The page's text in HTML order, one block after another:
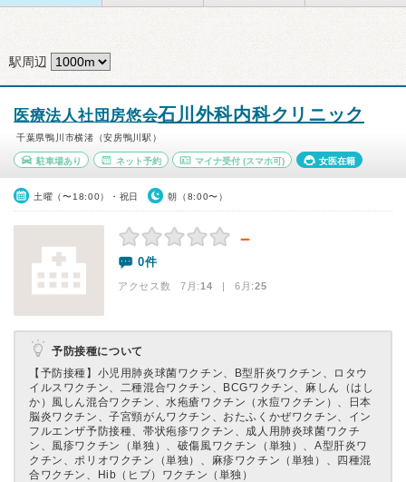
駅周辺
医療法人社団房悠会石川外科内科クリニック
千葉県鴨川市横渚（安房鴨川駅）
駐車場あり ネット予約 マイナ受付 (スマホ可) 女医在籍
土曜（〜18:00）・祝日 朝（8:00〜）
－
0件
アクセス数 7月:14 | 6月:25
予防接種について
【予防接種】 小児用肺炎球菌ワクチン、B型肝炎ワクチン、ロタウ
イルスワクチン、二種混合ワクチン、BCGワクチン、麻しん（はし
か）風しん混合ワクチン、水疱瘡ワクチン（水痘ワクチン）、日本
脳炎ワクチン、子宮頸がんワクチン、おたふくかぜワクチン、イン
フルエンザ予防接種、帯状疱疹ワクチン、成人用肺炎球菌ワクチ
ン、風疹ワクチン（単独）、破傷風ワクチン（単独）、A型肝炎ワ
クチン、ポリオワクチン（単独）、麻疹ワクチン（単独）、四種混
合ワクチン、Hib（ヒブ）ワクチン（単独）